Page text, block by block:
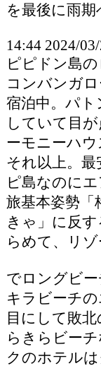
を最後に雨期
14:44 2024/
ピピドン島
コンバンガロ
宿泊中。パ
していて目
ーモニーハウ
それ以上。
ピ島なのに
旅基本姿勢
きゃ」に反
らめて、リゾ
でロングビー
キラビーチ
目にして敗
らきらビー
クのホテル